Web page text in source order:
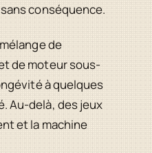
conséquence.
de
de moteur sous-
à quelques
Au-delà, des jeux
et la machine